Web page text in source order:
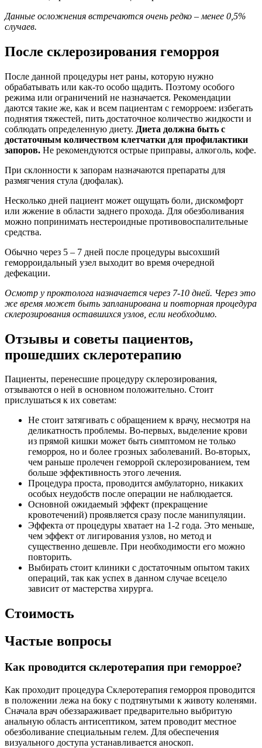
Данные осложнения встречаются очень редко – менее 0,5%
случаев.
После склерозирования геморроя
После данной процедуры нет раны, которую нужно
обрабатывать или как-то особо щадить. Поэтому особого
режима или ограничений не назначается. Рекомендации
даются такие же, как и всем пациентам с геморроем: избегать
поднятия тяжестей, пить достаточное количество жидкости и
соблюдать определенную диету. Диета должна быть с
достаточным количеством клетчатки для профилактики
запоров. Не рекомендуются острые приправы, алкоголь, кофе.
При склонности к запорам назначаются препараты для
размягчения стула (дюфалак).
Несколько дней пациент может ощущать боли, дискомфорт
или жжение в области заднего прохода. Для обезболивания
можно попринимать нестероидные противовоспалительные
средства.
Обычно через 5 – 7 дней после процедуры высохший
геморроидальный узел выходит во время очередной
дефекации.
Осмотр у проктолога назначается через 7-10 дней. Через это
же время может быть запланирована и повторная процедура
склерозирования оставшихся узлов, если необходимо.
Отзывы и советы пациентов,
прошедших склеротерапию
Пациенты, перенесшие процедуру склерозирования,
отзываются о ней в основном положительно. Стоит
прислушаться к их советам:
Не стоит затягивать с обращением к врачу, несмотря на
деликатность проблемы. Во-первых, выделение крови
из прямой кишки может быть симптомом не только
геморроя, но и более грозных заболеваний. Во-вторых,
чем раньше пролечен геморрой склерозированием, тем
больше эффективность этого лечения.
Процедура проста, проводится амбулаторно, никаких
особых неудобств после операции не наблюдается.
Основной ожидаемый эффект (прекращение
кровотечений) проявляется сразу после манипуляции.
Эффекта от процедуры хватает на 1-2 года. Это меньше,
чем эффект от лигирования узлов, но метод и
существенно дешевле. При необходимости его можно
повторить.
Выбирать стоит клиники с достаточным опытом таких
операций, так как успех в данном случае всецело
зависит от мастерства хирурга.
Стоимость
Частые вопросы
Как проводится склеротерапия при геморрое?
Как проходит процедура Склеротерапия геморроя проводится
в положении лежа на боку с подтянутыми к животу коленями.
Сначала врач обеззараживает предварительно выбритую
анальную область антисептиком, затем проводит местное
обезболивание специальным гелем. Для обеспечения
визуального доступа устанавливается аноскоп.